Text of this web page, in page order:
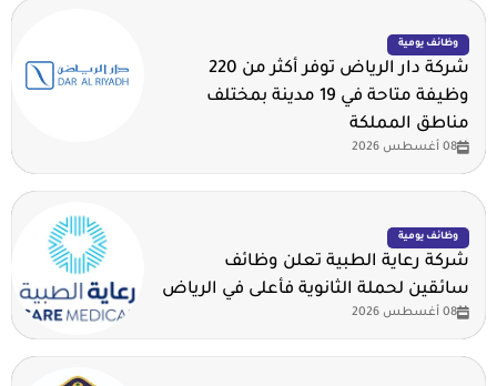
وظائف يومية
شركة دار الرياض توفر أكثر من 220
وظيفة متاحة في 19 مدينة بمختلف
مناطق المملكة
08 أغسطس 2026
وظائف يومية
شركة رعاية الطبية تعلن وظائف
سائقين لحملة الثانوية فأعلى في الرياض
08 أغسطس 2026